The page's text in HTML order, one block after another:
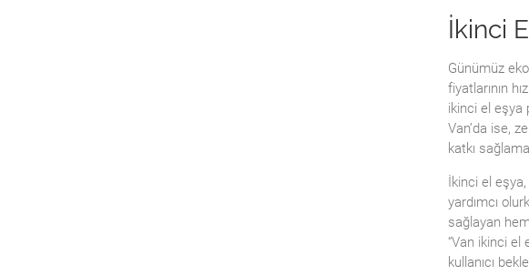
İkinci
Günümüz
fiyatlarının
ikinci el eşya
Van’da ise,
katkı
İkinci el
yardımcı
sağlayan
“Van ikinci el
kullanıcı